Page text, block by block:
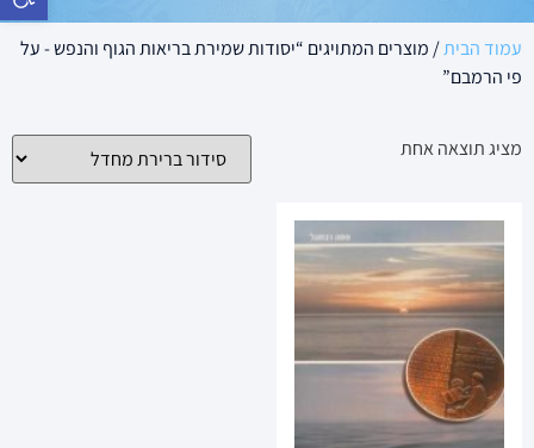
עמוד הבית/ מוצרים המתויגים “יסודות שמירת בריאות הגוף והנפש - על
פי הרמבם”
מציג תוצאה אחת